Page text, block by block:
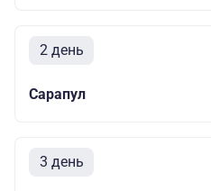
2 день
Сарапул
3 день